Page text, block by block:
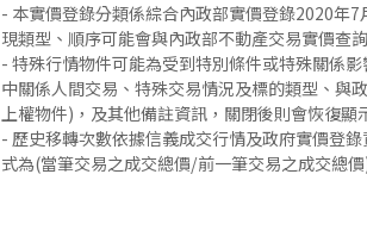
- 本實價登錄分類係綜合內政部實價登錄2020年
現類型、順序可能會與內政部不動產交易實價查
- 特殊行情物件可能為受到特別條件或特殊關係
中關係人間交易、特殊交易情況及標的類型、與
上權物件)，及其他備註資訊，關閉後則會恢復顯
- 歷史移轉次數依據信義成交行情及政府實價登
式為(當筆交易之成交總價/前一筆交易之成交總